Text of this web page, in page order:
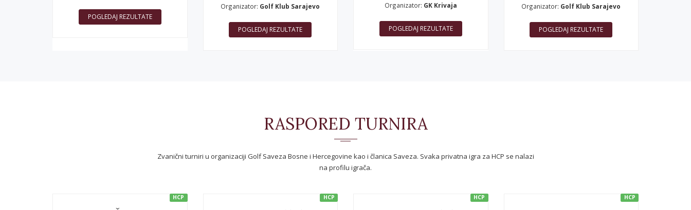
POGLEDAJ REZULTATE
Organizator: Golf Klub Sarajevo
POGLEDAJ REZULTATE
Organizator: GK Krivaja
POGLEDAJ REZULTATE
Organizator: Golf Klub Sarajevo
POGLEDAJ REZULTATE
RASPORED TURNIRA
Zvanični turniri u organizaciji Golf Saveza Bosne i Hercegovine kao i članica Saveza. Svaka privatna igra za HCP se nalazi
na profilu igrača.
HCP HCP HCP HCP